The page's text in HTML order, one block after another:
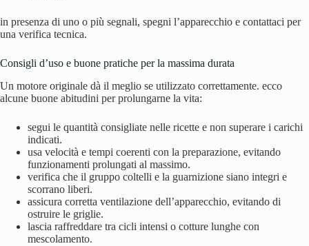
in presenza di uno o più segnali, spegni l’apparecchio e contattaci per
una verifica tecnica.
Consigli d’uso e buone pratiche per la massima durata
Un motore originale dà il meglio se utilizzato correttamente. ecco
alcune buone abitudini per prolungarne la vita:
segui le quantità consigliate nelle ricette e non superare i carichi
indicati.
usa velocità e tempi coerenti con la preparazione, evitando
funzionamenti prolungati al massimo.
verifica che il gruppo coltelli e la guarnizione siano integri e
scorrano liberi.
assicura corretta ventilazione dell’apparecchio, evitando di
ostruire le griglie.
lascia raffreddare tra cicli intensi o cotture lunghe con
mescolamento.